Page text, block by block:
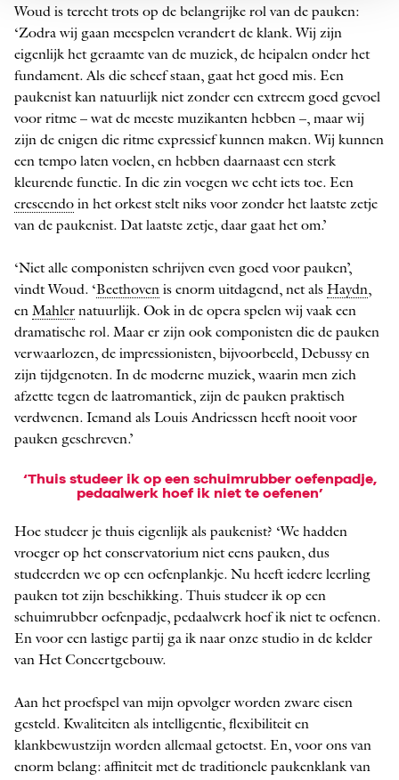
Woud is terecht trots op de belangrijke rol van de pauken:
‘Zodra wij gaan meespelen verandert de klank. Wij zijn
eigenlijk het geraamte van de muziek, de heipalen onder het
fundament. Als die scheef staan, gaat het goed mis. Een
paukenist kan natuurlijk niet zonder een extreem goed gevoel
voor ritme – wat de meeste muzikanten hebben –, maar wij
zijn de enigen die ritme expressief kunnen maken. Wij kunnen
een tempo laten voelen, en hebben daarnaast een sterk
kleurende functie. In die zin voegen we echt iets toe. Een
crescendo in het orkest stelt niks voor zonder het laatste zetje
van de paukenist. Dat laatste zetje, daar gaat het om.’
‘Niet alle componisten schrijven even goed voor pauken’,
vindt Woud. ‘Beethoven is enorm uitdagend, net als Haydn,
en Mahler natuurlijk. Ook in de opera spelen wij vaak een
drama­tische rol. Maar er zijn ook componisten die de pauken
verwaarlozen, de impressionisten, bijvoorbeeld, Debussy en
zijn tijdgenoten. In de moderne muziek, waarin men zich
afzette tegen de laatromantiek, zijn de pauken praktisch
verdwenen. Iemand als Louis Andriessen heeft nooit voor
pauken geschreven.’
‘Thuis studeer ik op een schuimrubber oefenpadje,
pedaalwerk hoef ik niet te oefenen’
Hoe studeer je thuis eigenlijk als paukenist? ‘We hadden
vroeger op het conservatorium niet eens pauken, dus
studeerden we op een oefenplankje. Nu heeft iedere leerling
pauken tot zijn beschikking. Thuis studeer ik op een
schuimrubber oefenpadje, pedaalwerk hoef ik niet te oefenen.
En voor een lastige partij ga ik naar onze studio in de kelder
van Het Concertgebouw.
Aan het proefspel van mijn opvolger worden zware eisen
gesteld. Kwaliteiten als intelligentie, flexibiliteit en
klankbewustzijn worden allemaal getoetst. En, voor ons van
enorm belang: affiniteit met de traditionele paukenklank van